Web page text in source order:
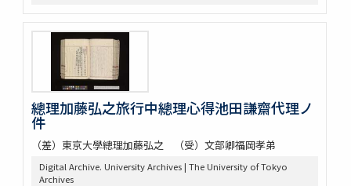
總理加藤弘之旅行中總理心得池田謙齋代理ノ
件
（差）東京大學總理加藤弘之 （受）文部卿福岡孝弟
Digital Archive. University Archives | The University of Tokyo
Archives